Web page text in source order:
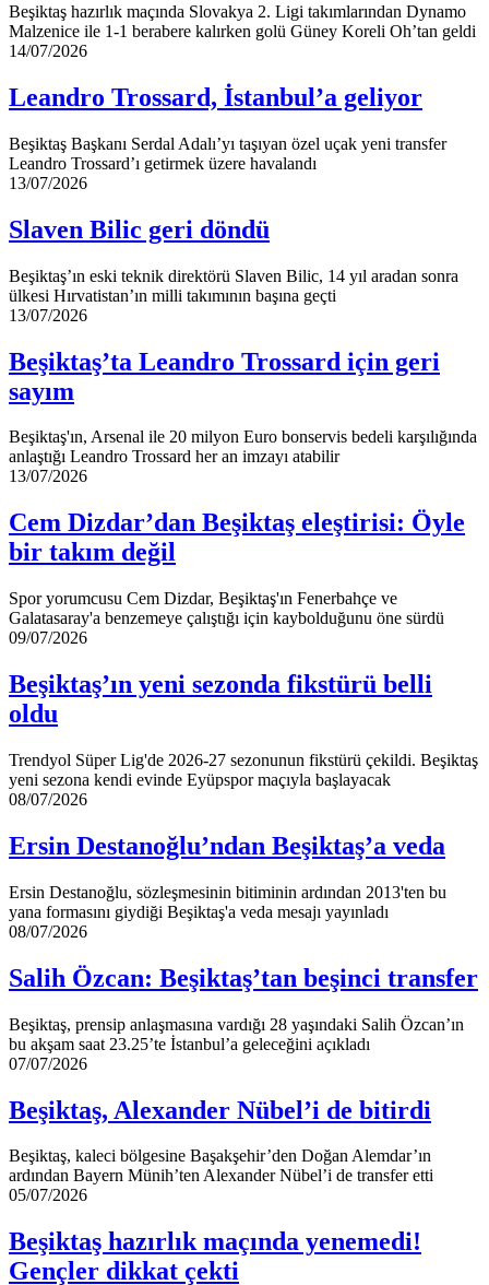
Beşiktaş hazırlık maçında Slovakya 2. Ligi takımlarından Dynamo
Malzenice ile 1-1 berabere kalırken golü Güney Koreli Oh’tan geldi
Leandro
İstanbul’a
geliyor
14/07/2026
Leandro Trossard, İstanbul’a geliyor
Beşiktaş Başkanı Serdal Adalı’yı taşıyan özel uçak yeni transfer
Leandro Trossard’ı getirmek üzere havalandı
Slaven
geri
döndü
13/07/2026
Slaven Bilic geri döndü
Beşiktaş’ın eski teknik direktörü Slaven Bilic, 14 yıl aradan sonra
ülkesi Hırvatistan’ın milli takımının başına geçti
Beşiktaş’ta
Trossard
için
geri
13/07/2026
Beşiktaş’ta Leandro Trossard için geri
sayım
Beşiktaş'ın, Arsenal ile 20 milyon Euro bonservis bedeli karşılığında
anlaştığı Leandro Trossard her an imzayı atabilir
Cem
Beşiktaş
eleştirisi:
Öyle
takım
değil
13/07/2026
Cem Dizdar’dan Beşiktaş eleştirisi: Öyle
bir takım değil
Spor yorumcusu Cem Dizdar, Beşiktaş'ın Fenerbahçe ve
Galatasaray'a benzemeye çalıştığı için kaybolduğunu öne sürdü
Beşiktaş’ın
sezonda
fikstürü
belli
09/07/2026
Beşiktaş’ın yeni sezonda fikstürü belli
oldu
Trendyol Süper Lig'de 2026-27 sezonunun fikstürü çekildi. Beşiktaş
yeni sezona kendi evinde Eyüpspor maçıyla başlayacak
Ersin
Beşiktaş’a
veda
08/07/2026
Ersin Destanoğlu’ndan Beşiktaş’a veda
Ersin Destanoğlu, sözleşmesinin bitiminin ardından 2013'ten bu
yana formasını giydiği Beşiktaş'a veda mesajı yayınladı
Salih
Beşiktaş’tan
beşinci
08/07/2026
Salih Özcan: Beşiktaş’tan beşinci transfer
Beşiktaş, prensip anlaşmasına vardığı 28 yaşındaki Salih Özcan’ın
bu akşam saat 23.25’te İstanbul’a geleceğini açıkladı
Beşiktaş,
Nübel’i
de
07/07/2026
Beşiktaş, Alexander Nübel’i de bitirdi
Beşiktaş, kaleci bölgesine Başakşehir’den Doğan Alemdar’ın
ardından Bayern Münih’ten Alexander Nübel’i de transfer etti
Beşiktaş
maçında
yenemedi!
Gençler
05/07/2026
Beşiktaş hazırlık maçında yenemedi!
Gençler dikkat çekti